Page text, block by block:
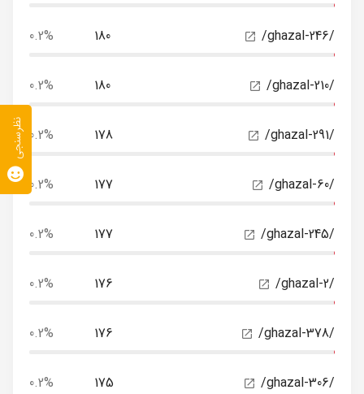
/ghazal-246/
180
0.2%
/ghazal-210/
180
0.2%
/ghazal-291/
178
0.2%
/ghazal-60/
177
0.2%
/ghazal-245/
177
0.2%
/ghazal-2/
176
0.2%
/ghazal-378/
176
0.2%
/ghazal-306/
175
0.2%
نظرسنجی